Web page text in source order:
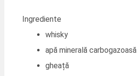
Ingrediente
whisky
apă minerală carbogazoasă
gheață